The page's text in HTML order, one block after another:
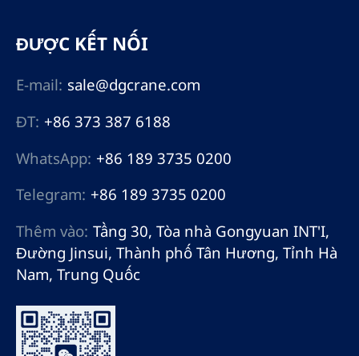
ĐƯỢC KẾT NỐI
E-mail: sale@dgcrane.com
ĐT: +86 373 387 6188
WhatsApp: +86 189 3735 0200
Telegram: +86 189 3735 0200
Thêm vào: Tầng 30, Tòa nhà Gongyuan INT'I,
Đường Jinsui, Thành phố Tân Hương, Tỉnh Hà
Nam, Trung Quốc